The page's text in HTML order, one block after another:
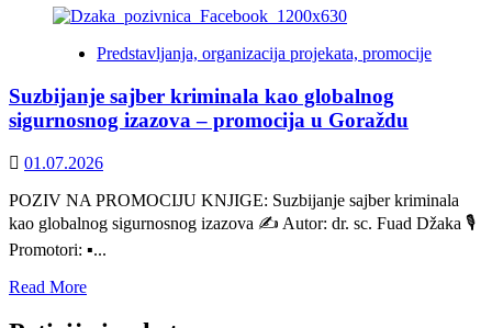
about
Paradigma
genocida
Predstavljanja, organizacija projekata, promocije
Suzbijanje sajber kriminala kao globalnog
sigurnosnog izazova – promocija u Goraždu
01.07.2026
POZIV NA PROMOCIJU KNJIGE: Suzbijanje sajber kriminala
kao globalnog sigurnosnog izazova ✍️ Autor: dr. sc. Fuad Džaka 🎙️
Promotori: ▪️...
Read MoreRead